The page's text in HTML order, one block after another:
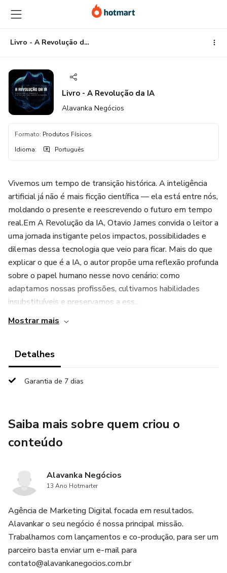
para
o
conteúdo
principal
para
o
pagamento
para
o
rodapé
Livro - A Revolução da IA
Livro - A Revolução da IA
Alavanka Negócios
Formato: Produtos Físicos
Idioma: Português
Vivemos um tempo de transição histórica. A inteligência
artificial já não é mais ficção científica — ela está entre nós,
moldando o presente e reescrevendo o futuro em tempo
real.Em A Revolução da IA, Otavio James convida o leitor a
uma jornada instigante pelos impactos, possibilidades e
dilemas dessa tecnologia que veio para ficar. Mais do que
explicar o que é a IA, o autor propõe uma reflexão profunda
sobre o papel humano nesse novo cenário: como
adaptamos nossas profissões, cultivamos habilidades
insubstituíveis e preservamos a ess...
Mostrar mais
Detalhes
Garantia de 7 dias
Saiba mais sobre quem criou o
conteúdo
Alavanka Negócios
13 Ano Hotmarter
Agência de Marketing Digital focada em resultados.
Alavankar o seu negócio é nossa principal missão.
Trabalhamos com lançamentos e co-produção, para ser um
parceiro basta enviar um e-mail para
contato@alavankanegocios.com.br